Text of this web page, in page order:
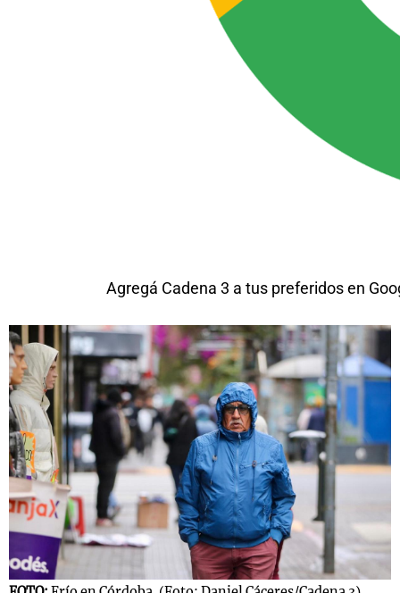
Agregá Cadena 3 a tus preferidos en